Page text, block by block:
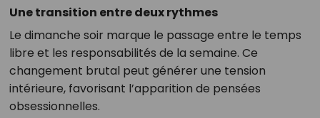
Une transition entre deux rythmes
Le dimanche soir marque le passage entre le temps
libre et les responsabilités de la semaine. Ce
changement brutal peut générer une tension
intérieure, favorisant l’apparition de pensées
obsessionnelles.